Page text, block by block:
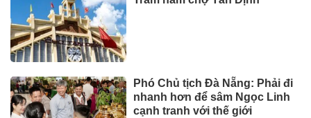
Phó Chủ tịch Đà Nẵng: Phải đi
nhanh hơn để sâm Ngọc Linh
cạnh tranh với thế giới